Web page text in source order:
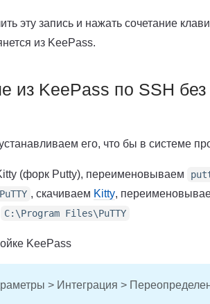
эту запись и нажать сочетание
из KeePass.
из KeePass по SSH без
его, что бы в системе
(форк Putty), переименовываем
uTTY , скачиваем Kitty,
C: \Program Files\PuTTY
KeePass
> Интеграция >